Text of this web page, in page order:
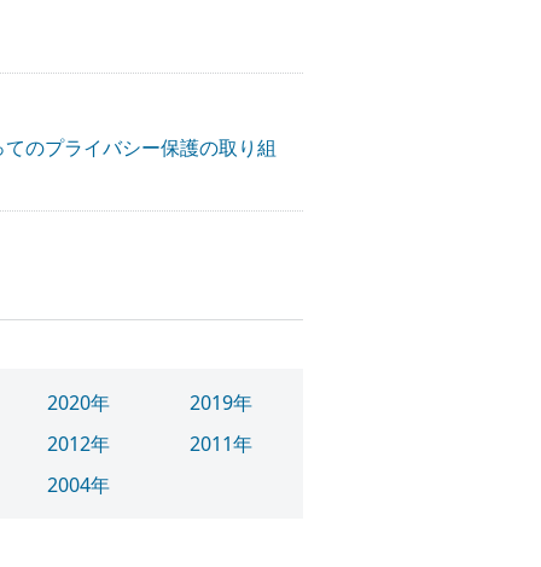
のプライバシー保護の取り組
2020年
2019年
2012年
2011年
2004年